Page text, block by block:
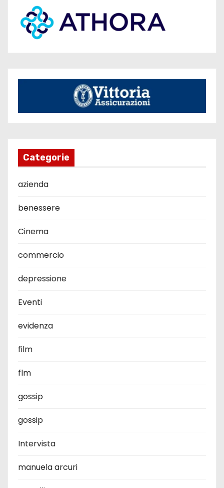
Categorie
azienda
benessere
Cinema
commercio
depressione
Eventi
evidenza
film
flm
gossip
gossip
Intervista
manuela arcuri